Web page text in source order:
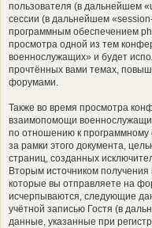
пользователя (в дальнейшем
сессии (в дальнейшем
программным обеспечением
просмотра одной из тем
военнослужащих» и будет
прочтённых вами темах,
форумами.
Также во время просмотра
взаимопомощи
по отношению к программному
за рамки этого документа,
страниц, созданных
Вторым источником
которые вы отправляете на
исчерпываются, следующие
учётной записью Гостя (в
данные, указанные при